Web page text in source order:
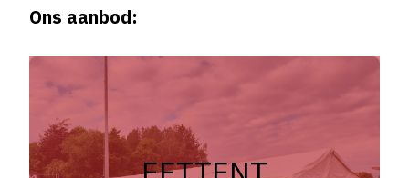
Ons aanbod: